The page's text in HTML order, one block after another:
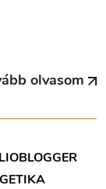
olvasom